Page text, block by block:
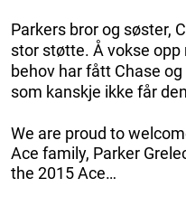
Parkers bror og søster,
stor støtte. Å vokse
behov har fått Chase
som kanskje ikke får
We are proud to
Ace family, Parker
the 2015 Ace…